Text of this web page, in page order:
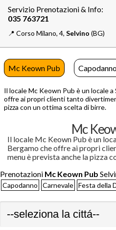
Servizio Prenotazioni & Info:
📍️ Corso Milano, 4, Selvino (BG)
Mc Keown Pub
Il locale Mc Keown Pub è un locale
offre ai propri clienti tanto
pizza con un ottima scelta di birre.
Mc
Il locale Mc Keown Pub è un
Bergamo che offre ai propri
menu è prevista anche la pizza
Prenotazioni Mc Keown Pub
Capodanno Carnevale Festa della